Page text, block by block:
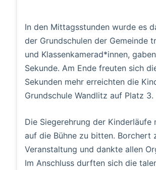
In den Mittagsstunden wurde es
der Grundschulen der Gemeinde
und Klassenkamerad*innen,
Sekunde. Am Ende freuten sich
Sekunden mehr erreichten die
Grundschule Wandlitz auf Platz
Die Siegerehrung der
auf die Bühne zu bitten.
Veranstaltung und dankte allen
Im Anschluss durften sich die